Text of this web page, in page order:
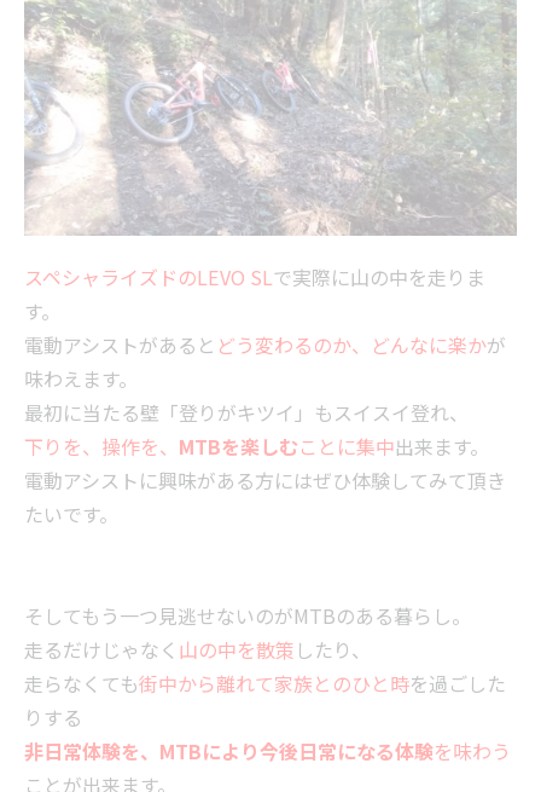
スペシャライズドのLEVO SLで実際に山の中を走りま
す。
電動アシストがあると どう変わるのか、どんなに楽かが
味わえます。
最初に当たる壁「登りがキツイ」もスイスイ登れ、
下りを、操作を、 MTBを楽しむことに集中出来ます。
電動アシストに興味がある方にはぜひ体験してみて頂き
たいです。
そしてもう一つ見逃せないのがMTBのある暮らし。
走るだけじゃなく 山の中を散策 したり、
走らなくても街中から離れて家族とのひと時を過ごした
りする
非日常体験を、MTBにより今後日常になる体験を味わう
ことが出来ます。